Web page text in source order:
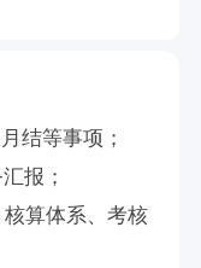
结等事项；
报；
算体系、考核